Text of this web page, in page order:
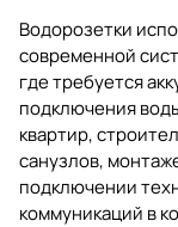
Водорозетки
современной
где требуется
подключения
квартир,
санузлов,
подключении
коммуникаций в